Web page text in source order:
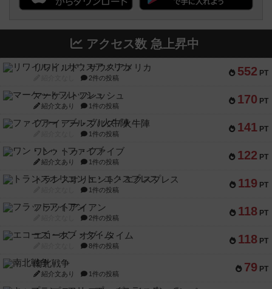
アクセス数 急上昇中
552 PT
リワイルド：サウスアメリカ
2件の投稿
170 PT
マーケットフレッシュ
紹介文あり 1件の投稿
141 PT
ファイアー・ブルズ / 火牛陣
1件の投稿
122 PT
ワン・トゥ・ファイブ
紹介文あり 1件の投稿
119 PT
トランスオリエント・エクスプレス
1件の投稿
118 PT
フラットアイアン
2件の投稿
118 PT
エコーズ・オブ・タイム
8件の投稿
79 PT
南北戦争
紹介文あり 1件の投稿